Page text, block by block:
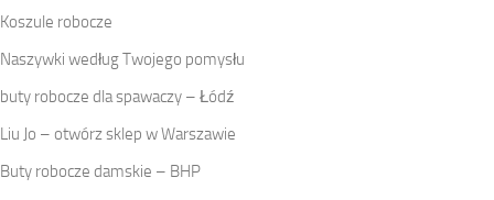
Koszule robocze
Naszywki według Twojego pomysłu
buty robocze dla spawaczy – Łódź
Liu Jo – otwórz sklep w Warszawie
Buty robocze damskie – BHP